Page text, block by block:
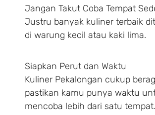
Jangan Takut Coba Tempat
Justru banyak kuliner terbaik
di warung kecil atau kaki lima.
Siapkan Perut dan Waktu
Kuliner Pekalongan cukup
pastikan kamu punya waktu
mencoba lebih dari satu tempat.
1 Adults 1 Room